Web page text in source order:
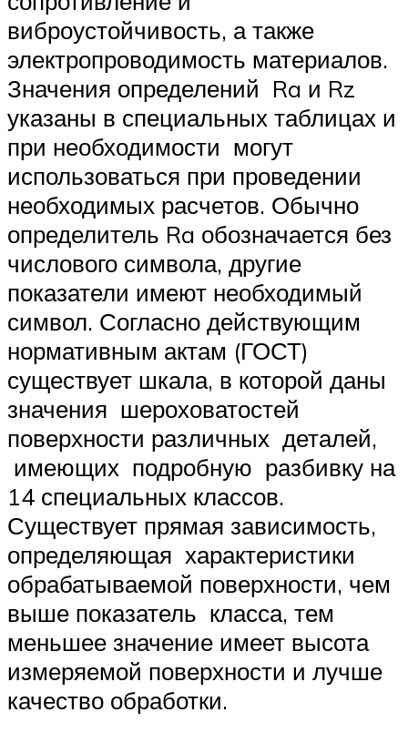
виброустойчивость, а также
электропроводимость материалов.
Значения определений Ra и Rz
указаны в специальных таблицах и
при необходимости могут
использоваться при проведении
необходимых расчетов. Обычно
определитель Ra обозначается без
числового символа, другие
показатели имеют необходимый
символ. Согласно действующим
нормативным актам (ГОСТ)
существует шкала, в которой даны
значения шероховатостей
поверхности различных деталей,
имеющих подробную разбивку на
14 специальных классов.
Существует прямая зависимость,
определяющая характеристики
обрабатываемой поверхности, чем
выше показатель класса, тем
меньшее значение имеет высота
измеряемой поверхности и лучше
качество обработки.